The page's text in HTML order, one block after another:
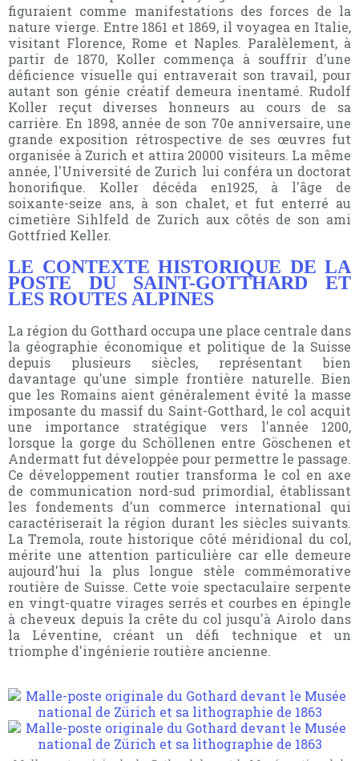
figuraient comme manifestations des forces de la
nature vierge. Entre 1861 et 1869, il voyagea en Italie,
visitant Florence, Rome et Naples. Paralèlement, à
partir de 1870, Koller commença à souffrir d'une
déficience visuelle qui entraverait son travail, pour
autant son génie créatif demeura inentamé. Rudolf
Koller reçut diverses honneurs au cours de sa
carrière. En 1898, année de son 70e anniversaire, une
grande exposition rétrospective de ses œuvres fut
organisée à Zurich et attira 20000 visiteurs. La même
année, l'Université de Zurich lui conféra un doctorat
honorifique. Koller décéda en1925, à l'âge de
soixante-seize ans, à son chalet, et fut enterré au
cimetière Sihlfeld de Zurich aux côtés de son ami
Gottfried Keller.
LE CONTEXTE HISTORIQUE DE LA
POSTE DU SAINT-GOTTHARD ET
LES ROUTES ALPINES
La région du Gotthard occupa une place centrale dans
la géographie économique et politique de la Suisse
depuis plusieurs siècles, représentant bien
davantage qu'une simple frontière naturelle. Bien
que les Romains aient généralement évité la masse
imposante du massif du Saint-Gotthard, le col acquit
une importance stratégique vers l'année 1200,
lorsque la gorge du Schöllenen entre Göschenen et
Andermatt fut développée pour permettre le passage.
Ce développement routier transforma le col en axe
de communication nord-sud primordial, établissant
les fondements d'un commerce international qui
caractériserait la région durant les siècles suivants.
La Tremola, route historique côté méridional du col,
mérite une attention particulière car elle demeure
aujourd'hui la plus longue stèle commémorative
routière de Suisse. Cette voie spectaculaire serpente
en vingt-quatre virages serrés et courbes en épingle
à cheveux depuis la crête du col jusqu'à Airolo dans
la Léventine, créant un défi technique et un
triomphe d'ingénierie routière ancienne.